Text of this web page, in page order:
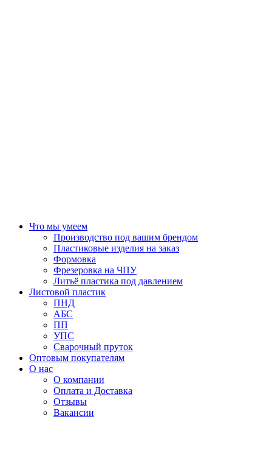
Что мы умеем
Производство под вашим брендом
Пластиковые изделия на заказ
Формовка
Фрезеровка на ЧПУ
Литьё пластика под давлением
Листовой пластик
ПНД
АБС
ПП
УПС
Сварочный пруток
Оптовым покупателям
О нас
О компании
Оплата и Доставка
Отзывы
Вакансии